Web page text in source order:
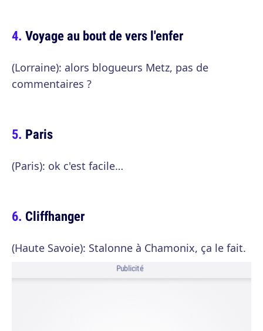
Voyage au bout de vers l'enfer
(Lorraine): alors blogueurs Metz, pas de
commentaires ?
Paris
(Paris): ok c'est facile…
Cliffhanger
(Haute Savoie): Stalonne à Chamonix, ça le fait.
Publicité